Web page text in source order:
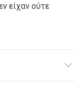
είχαν ούτε